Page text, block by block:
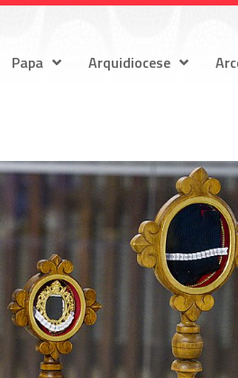
Papa Arquidiocese